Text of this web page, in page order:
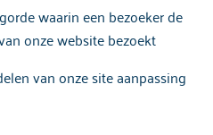
waarin een bezoeker de
onze website bezoekt
van onze site aanpassing